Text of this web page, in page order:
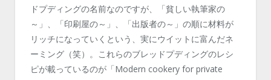
ドプディングの名前なのですが、「貧しい執筆家の
～」、「印刷屋の～」、「出版者の～」の順に材料が
リッチになっていくという、実にウイットに富んだネ
ーミング（笑）。これらのブレッドプディングのレシ
ピが載っているのが「Modern cookery for private